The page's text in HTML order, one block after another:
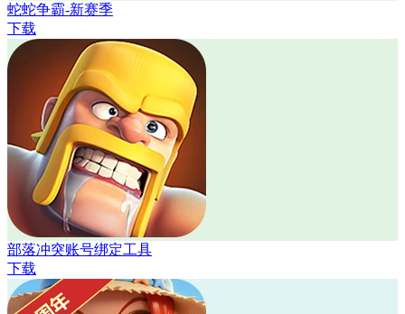
蛇蛇争霸-新赛季
下载
部落冲突账号绑定工具
下载